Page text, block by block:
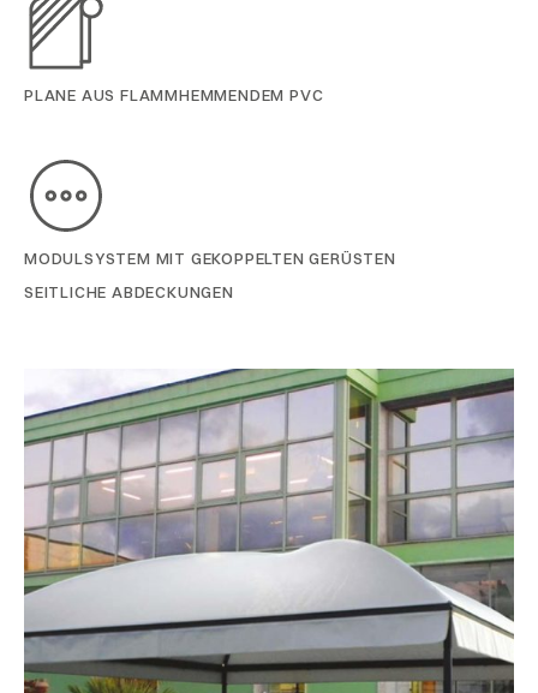
PLANE AUS FLAMMHEMMENDEM PVC
MODULSYSTEM MIT GEKOPPELTEN GERÜSTEN
SEITLICHE ABDECKUNGEN